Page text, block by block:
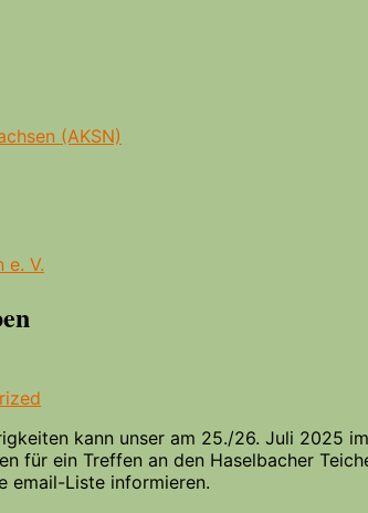
(AKSN)
e. V.
kann unser am 25./26. Juli 2025
für ein Treffen an den Haselbacher
email-Liste informieren.